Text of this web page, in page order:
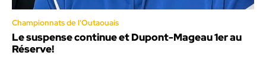
Championnats de l'Outaouais
Le suspense continue et Dupont-Mageau 1er au
Réserve!